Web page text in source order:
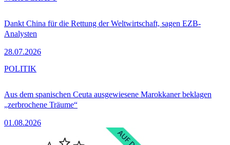
Dankt China für die Rettung der Weltwirtschaft, sagen EZB-
Analysten
28.07.2026
Aus dem spanischen Ceuta ausgewiesene Marokkaner beklagen
„zerbrochene Träume“
01.08.2026
POLITIK